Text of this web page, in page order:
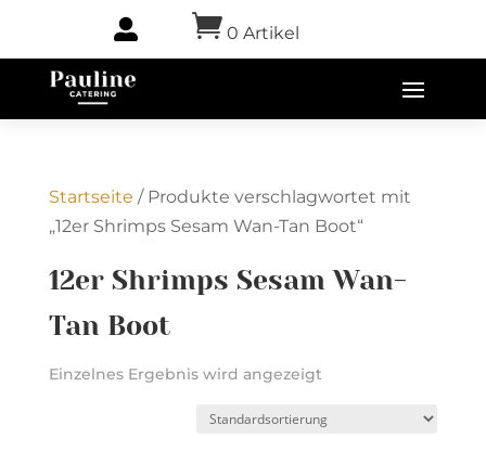
  0 Artikel
Startseite / Produkte verschlagwortet mit
„12er Shrimps Sesam Wan-Tan Boot“
12er Shrimps Sesam Wan-
Tan Boot
Einzelnes Ergebnis wird angezeigt